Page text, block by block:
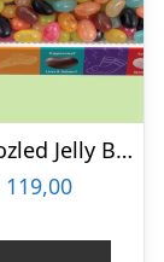
BeanBoozled Jelly Beans Box 7th Edition
119,00